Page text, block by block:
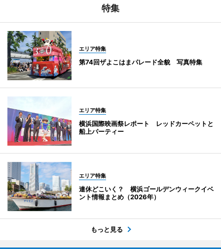
特集
エリア特集
第74回ザよこはまパレード全貌 写真特集
エリア特集
横浜国際映画祭レポート レッドカーペットと
船上パーティー
エリア特集
連休どこいく？ 横浜ゴールデンウィークイベ
ント情報まとめ（2026年）
もっと見る